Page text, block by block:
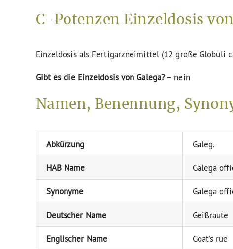
C-Potenzen Einzeldosis
Einzeldosis als Fertigarzneimittel (12 große Globuli
Gibt es die Einzeldosis von Galega?– nein
Namen, Benennung,
Abkürzung Galeg.
HAB Name Galega
Synonyme Galega
Deutscher Name Geißraute
Englischer Name Goat’s rue